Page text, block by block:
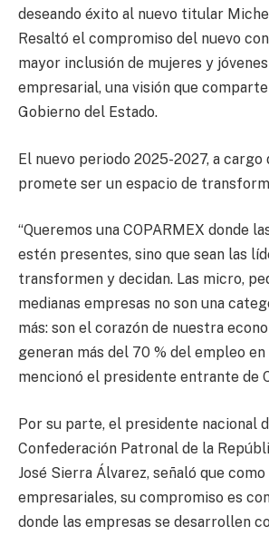
deseando éxito al nuevo titular
Resaltó el compromiso del nuevo
mayor inclusión de mujeres y
empresarial, una visión que
Gobierno del Estado.
El nuevo periodo 2025-2027, a cargo
promete ser un espacio de
“Queremos una COPARMEX donde
estén presentes, sino que sean las
transformen y decidan. Las micro,
medianas empresas no son una
más: son el corazón de nuestra
generan más del 70 % del empleo en
mencionó el presidente entrante de
Por su parte, el presidente nacional
Confederación Patronal de la
José Sierra Álvarez, señaló que
empresariales, su compromiso es
donde las empresas se desarrollen